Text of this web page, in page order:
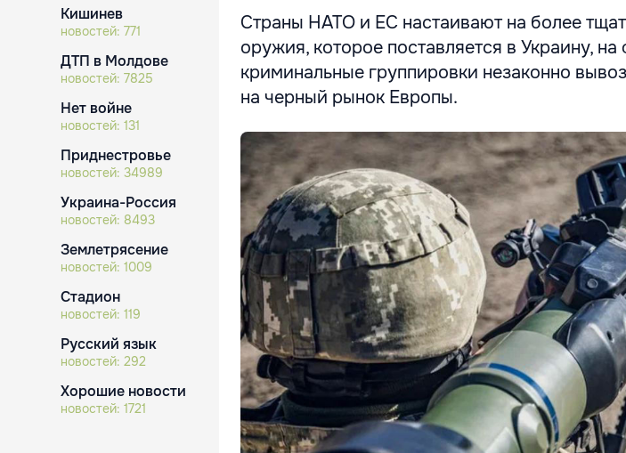
Кишинев
новостей: 771
ДТП в Молдове
новостей: 7825
Нет войне
новостей: 131
Приднестровье
новостей: 34989
Украина-Россия
новостей: 8493
Землетрясение
новостей: 1009
Стадион
новостей: 119
Русский язык
новостей: 292
Хорошие новости
новостей: 1721
Страны НАТО и ЕС настаивают на более
оружия, которое поставляется в Украину,
криминальные группировки незаконно
на черный рынок Европы.